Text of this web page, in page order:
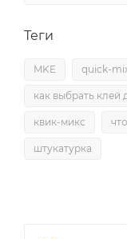
Теги
MKE quick-
как выбрать клей
квик-микс
штукатурка